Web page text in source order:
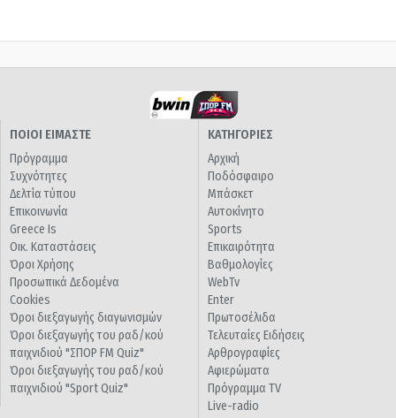
ΠΟΙΟΙ ΕΙΜΑΣΤΕ
Πρόγραμμα
Συχνότητες
Δελτία τύπου
Επικοινωνία
Greece Is
Οικ. Καταστάσεις
Όροι Χρήσης
Προσωπικά Δεδομένα
Cookies
Όροι διεξαγωγής διαγωνισμών
Όροι διεξαγωγής του ραδ/κού
παιχνιδιού "ΣΠΟΡ FM Quiz"
Όροι διεξαγωγής του ραδ/κού
παιχνιδιού "Sport Quiz"
ΚΑΤΗΓΟΡΙΕΣ
Αρχική
Ποδόσφαιρο
Μπάσκετ
Αυτοκίνητο
Sports
Επικαιρότητα
Βαθμολογίες
WebTv
Enter
Πρωτοσέλιδα
Τελευταίες Ειδήσεις
Αρθρογραφίες
Αφιερώματα
Πρόγραμμα TV
Live-radio